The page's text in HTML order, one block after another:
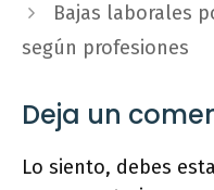
Bajas laborales
según profesiones
Deja un
Lo siento, debes